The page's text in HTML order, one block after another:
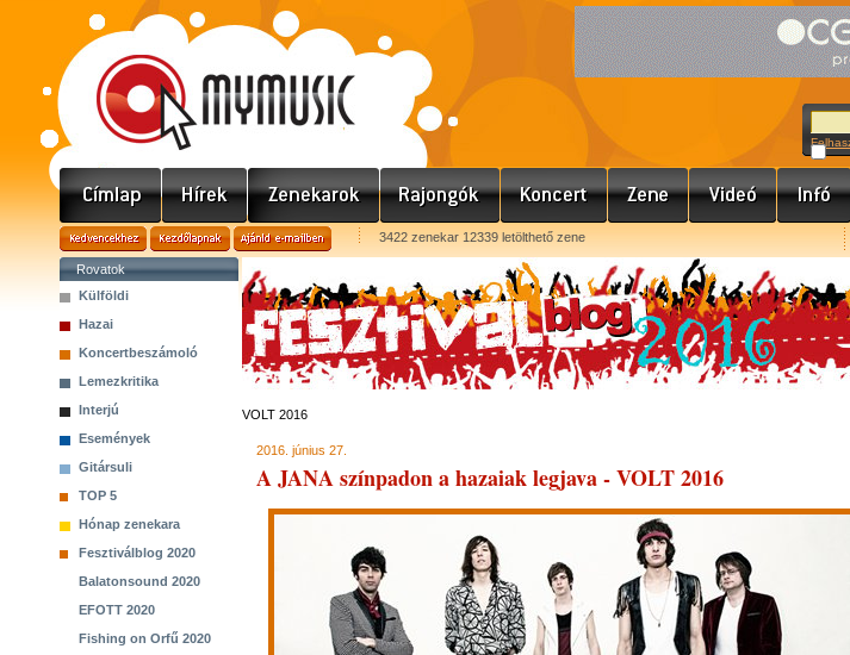
3422 zenekar 12339 letölthető zene
Rovatok
Külföldi
Hazai
Koncertbeszámoló
Lemezkritika
Interjú
Események
Gitársuli
TOP 5
Hónap zenekara
Fesztiválblog 2020
Balatonsound 2020
EFOTT 2020
Fishing on Orfű 2020
VOLT 2016
2016. június 27.
A JANA színpadon a hazaiak legjava - VOLT 2016